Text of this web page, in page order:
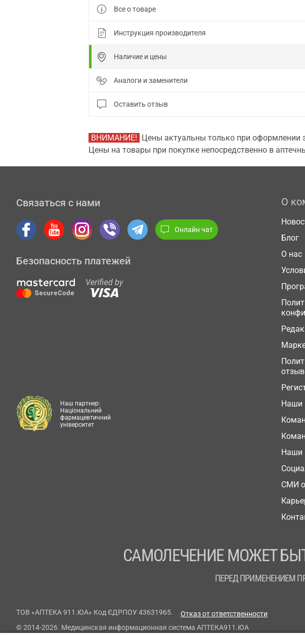
Все о товаре
Инструкция производителя
Наличие и цены
Аналоги и заменители
Оставить отзыв
ВНИМАНИЕ! Цены актуальны только при оформлении
Цены на товары при покупке непосредственно в
Связаться с нами
Онлайн чат
Безопасность платежей
О
Блог
О нас
Наши
Наши
СМИ
Наш партнер:
Національний
фармацевтичний
університет
САМОЛЕЧЕНИЕ МОЖЕТ
ПЕРЕД ПРИМЕНЕНИЕМ
ТОВ «АПТЕКА 911.ЮА» Код ЄДРПОУ 43631965.
Отказ от ответственности
© 2014-2026. Медицинская информационная система АПТЕКА911.ЮА